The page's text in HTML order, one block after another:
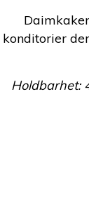
konditorier
Holdbarhet: